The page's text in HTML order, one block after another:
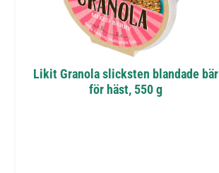
Likit Granola slicksten blandade bär
för häst, 550 g